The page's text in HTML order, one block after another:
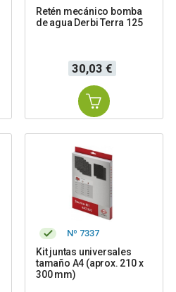
Retén mecánico bomba
de agua Derbi Terra 125
Precio
30,03 €
Nº 7337
Kit juntas universales
tamaño A4 (aprox. 210 x
300 mm)